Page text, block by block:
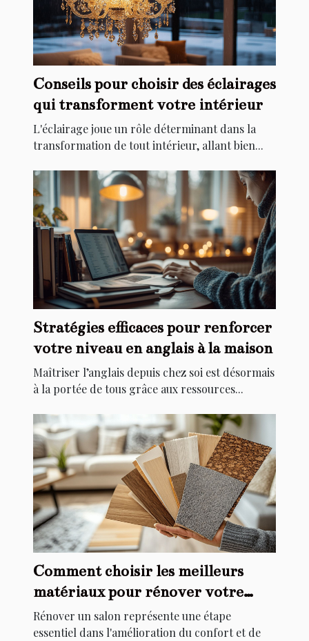
Conseils pour choisir des éclairages
qui transforment votre intérieur
L'éclairage joue un rôle déterminant dans la
transformation de tout intérieur, allant bien...
Stratégies efficaces pour renforcer
votre niveau en anglais à la maison
Maîtriser l’anglais depuis chez soi est désormais
à la portée de tous grâce aux ressources...
Comment choisir les meilleurs
matériaux pour rénover votre
salon
Rénover un salon représente une étape
essentiel dans l'amélioration du confort et de